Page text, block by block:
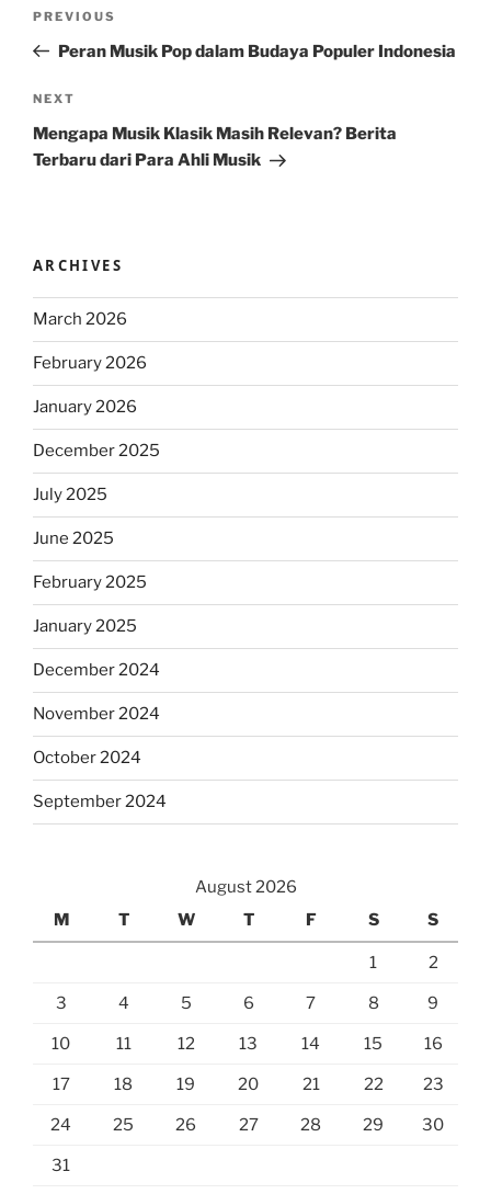
Previous
Post
PREVIOUS
Peran Musik Pop dalam Budaya Populer Indonesia
Next
Post
NEXT
Mengapa Musik Klasik Masih Relevan? Berita
Terbaru dari Para Ahli Musik
ARCHIVES
March 2026
February 2026
January 2026
December 2025
July 2025
June 2025
February 2025
January 2025
December 2024
November 2024
October 2024
September 2024
August 2026
M
T W T F S S
1 2
3 4 5 6 7 8 9
10 11 12 13 14 15 16
17 18 19 20 21 22 23
24 25 26 27 28 29 30
31